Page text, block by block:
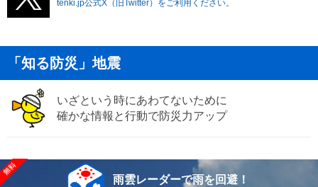
tenki.jp公式X（旧Twitter）をご利用ください。
「知る防災」地震
いざという時にあわてないために
確かな情報と行動で防災力アップ
雨雲レーダーで雨を回避！